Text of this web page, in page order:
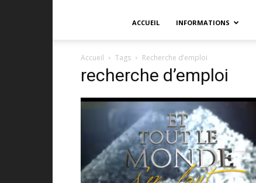
ACCUEIL INFORMATIONS
Accueil Tags Recherche d’emploi
recherche d’emploi